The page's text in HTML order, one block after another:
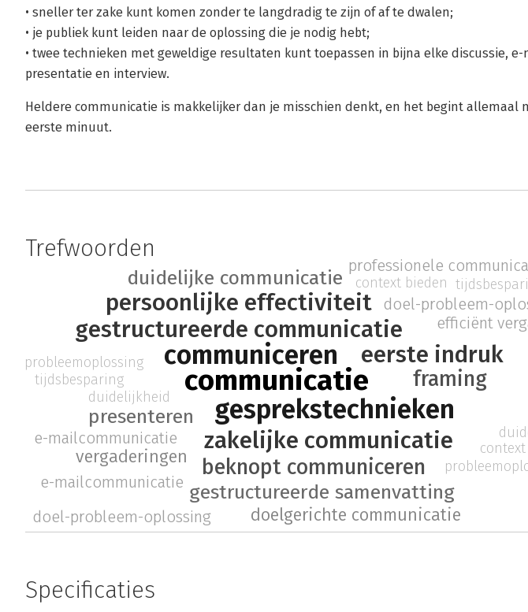
• sneller ter zake kunt komen zonder te langdradig te zijn of af te dwalen;
• je publiek kunt leiden naar de oplossing die je nodig hebt;
• twee technieken met geweldige resultaten kunt toepassen in bijna elke discussie, e-
presentatie en interview.
Heldere communicatie is makkelijker dan je misschien denkt, en het begint allemaal
eerste minuut.
Trefwoorden
communicatie
gesprekstechnieken
communiceren
zakelijke communicatie
gestructureerde communicatie
persoonlijke effectiviteit
eerste indruk
framing
beknopt communiceren
presenteren
gestructureerde samenvatting
duidelijke communicatie
doelgerichte communicatie
vergaderingen
doel-probleem-
e-mailcommunicatie
efficiënt
probleemoplossing
duidelijkheid
tijdsbesparing
professionele
context bieden
doel-probleem-oplossing
e-mailcommunicatie
Specificaties